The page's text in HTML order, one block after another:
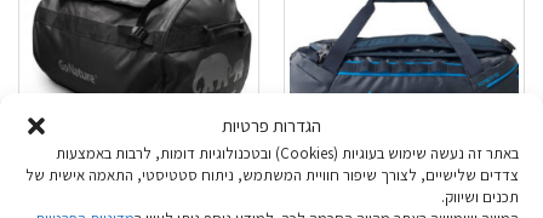
הגדרות פרטיות
באתר זה נעשה שימוש בעוגיות (Cookies) ובטכנולוגיות דומות, לרבות באמצעות
צדדים שלישיים, לצורך שיפור חוויית המשתמש, ניתוח סטטיסטי, התאמה אישית של
תכנים ושיווק.דאפל Gregory